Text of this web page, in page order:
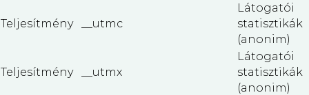
Teljesítmény __utmc
Látogatói
statisztikák
(anonim)
Teljesítmény __utmx
Látogatói
statisztikák
(anonim)